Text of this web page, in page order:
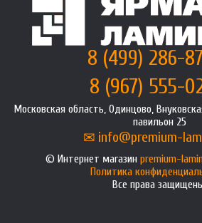
8 (499) 286-
8 (967) 555-
Московская область, Одинцово,
павильон 25
info@premium-
Интернет магазин premium-
Политика
Все права